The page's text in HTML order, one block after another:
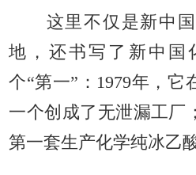
这里不仅是新中国
地，还书写了新中国
个“第一”：1979年，它
一个创成了无泄漏工厂
第一套生产化学纯冰乙